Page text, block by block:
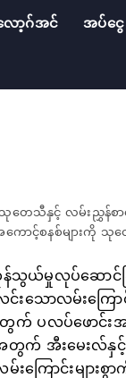
ော့ဂ်အင် အပ်ငွေ
သုတေသီနှင့် လမ်းညွှန်စာ
ကောင့်စနစ်များကို သု
န်သွယ်မှုလုပ်ဆောင်
လမ်းကြောင်း
က် ပလပ်ဖောင်း
တွက် အီးမေးလ်နှင့်
ာင်းများစွာ